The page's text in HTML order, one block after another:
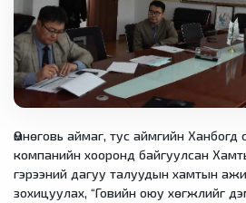
Өмнөговь аймаг, тус аймгийн Ханбогд
компанийн хооронд байгуулсан
гэрээний дагуу талуудын хамтын
зохицуулах, “Говийн оюу хөгжлийг